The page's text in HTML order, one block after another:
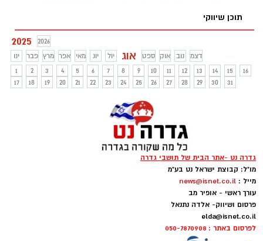
תוכן שיווקי
2025
2026
ינו
פבר מרץ אפר מאי יונ יול אוג ספט אוק נוב
דצמ
1
2 3 4 5 6 7 8 9 10 11 12 13 14 15
16
17
18 19 20 21 22 23 24 25 26 27 28 29 30 31
גדרה נט -אתר הבית של תושבי גדרה
מו"ל: קבוצת ישראל נט בע"מ
מייל : news@isnet.co.il
עורך ראשי - אופיר מב
פרסום ושיווק- אלדה נתנאל
elda@isnet.co.il
לפרסום באתר : 050-7870908